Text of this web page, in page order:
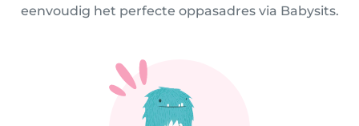
eenvoudig het perfecte oppasadres via Babysits.